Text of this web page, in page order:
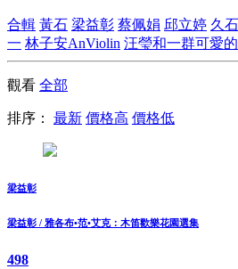
合輯 黃石 梁益彰 蔡佩娟 邱立婷 久
一 林子安AnViolin 汪瑩和一群可愛
觀看 全部
排序： 最新 價格高 價格低
梁益彰
梁益彰 / 雅各布•范•艾克：木笛歡樂花園選集
498